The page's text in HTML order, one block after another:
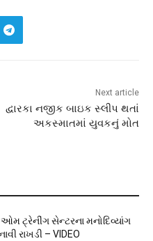
Next article
દ્વારકા નજીક બાઇક સ્લીપ થતાં
અકસ્માતમાં યુવકનું મોત
ટ્રેનીંગ સેન્ટરના મનોદિવ્યાંગ
રાખડી – VIDEO